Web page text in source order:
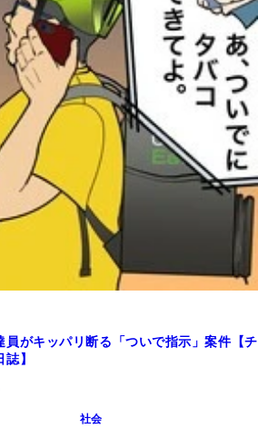
員がキッパリ断る「ついで指示」案件【チ
】
社会